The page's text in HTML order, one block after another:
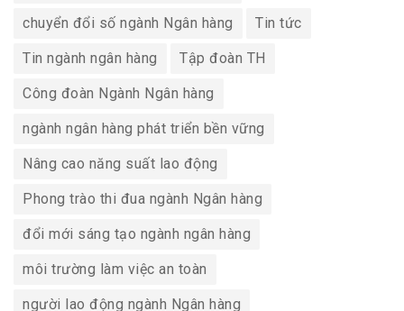
chuyển đổi số ngành Ngân hàng Tin tức
Tin ngành ngân hàng Tập đoàn TH
Công đoàn Ngành Ngân hàng
ngành ngân hàng phát triển bền vững
Nâng cao năng suất lao động
Phong trào thi đua ngành Ngân hàng
đổi mới sáng tạo ngành ngân hàng
môi trường làm việc an toàn
người lao động ngành Ngân hàng